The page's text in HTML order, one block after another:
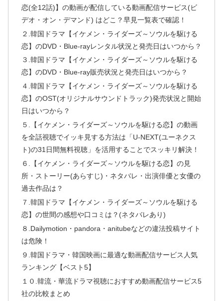
恋(全12話)】の動画が配信している動画配信サービス(ビ
デオ・オン・デマンド) はどこ？早見一覧表で確認！
２.韓国ドラマ【イケメン・ライダーズ～ソウルを駆ける
恋】のDVD・Blue-rayレンタル状況と発売日はいつから？
３.韓国ドラマ【イケメン・ライダーズ～ソウルを駆ける
恋】のDVD・Blue-ray販売状況と発売日はいつから？
４.韓国ドラマ【イケメン・ライダーズ～ソウルを駆ける
恋】のOST(オリジナルサウンドトラック)発売状況と開始
日はいつから？
５.【イケメン・ライダーズ～ソウルを駆ける恋】の動画
を全話視聴でイッキ見する方法は「U-NEXT(ユーネクス
ト)の31日間無料視聴」を活用することでスッキリ解決！
６.【イケメン・ライダーズ～ソウルを駆ける恋】の見
所・ストーリー(あらすじ)・ネタバレ・出演俳優と女優の
過去作品は？
７.韓国ドラマ【イケメン・ライダーズ～ソウルを駆ける
恋】の世間の感想や口コミは？(ネタバレあり)
８.Dailymotion・pandora・anitubeなどの違法投稿サイト
は危険！
９.韓国ドラマ・韓国映画に最適な動画配信サービス人気
ランキング【ベスト5】
１０.韓流・華流ドラマ視聴におすすめ動画配信サービス5
社の比較まとめ